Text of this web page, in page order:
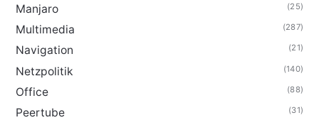
Manjaro (25)
Multimedia (287)
Navigation (21)
Netzpolitik (140)
Office (88)
Peertube (31)